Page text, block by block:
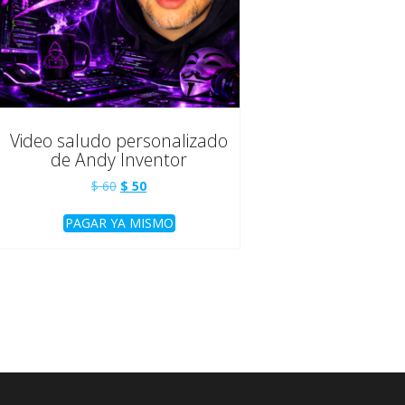
Video saludo personalizado
de Andy Inventor
$60 El
original
$ 50El
actual
PAGAR YA MISMO